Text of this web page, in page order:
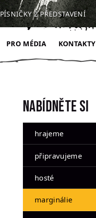
PRO MÉDIA KONTAKTY
PÍSNIČKY Z PŘEDSTAVENÍ
Nabídněte si
hrajeme
připravujeme
hosté
marginálie